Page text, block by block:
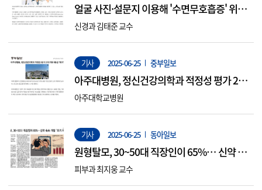
얼굴 사진·설문지 이용해 '수면무호흡증' 위험
예측한다
신경과 김태준 교수
기사 2025-06-25 중부일보
아주대병원, 정신건강의학과 적정성 평가 2개
부문 1등급 ‘쾌거’
아주대학교병원
기사 2025-06-25 동아일보
원형탈모, 30~50대 직장인이 65%… 신약 속
속 개발 "조기 치료를"
피부과 최지웅 교수